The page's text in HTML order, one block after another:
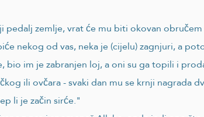
pedalj zemlje, vrat će mu biti okovan
nekog od vas, neka je (cijelu) zagnjuri, a
bio im je zabranjen loj, a oni su ga topili i
ili ovčara - svaki dan mu se krnji nagrada
li je začin sirće."